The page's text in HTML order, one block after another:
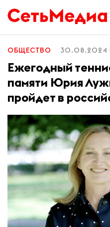
ОБЩЕСТВО 30.08.2024
Ежегодный
памяти Юрия
пройдет в